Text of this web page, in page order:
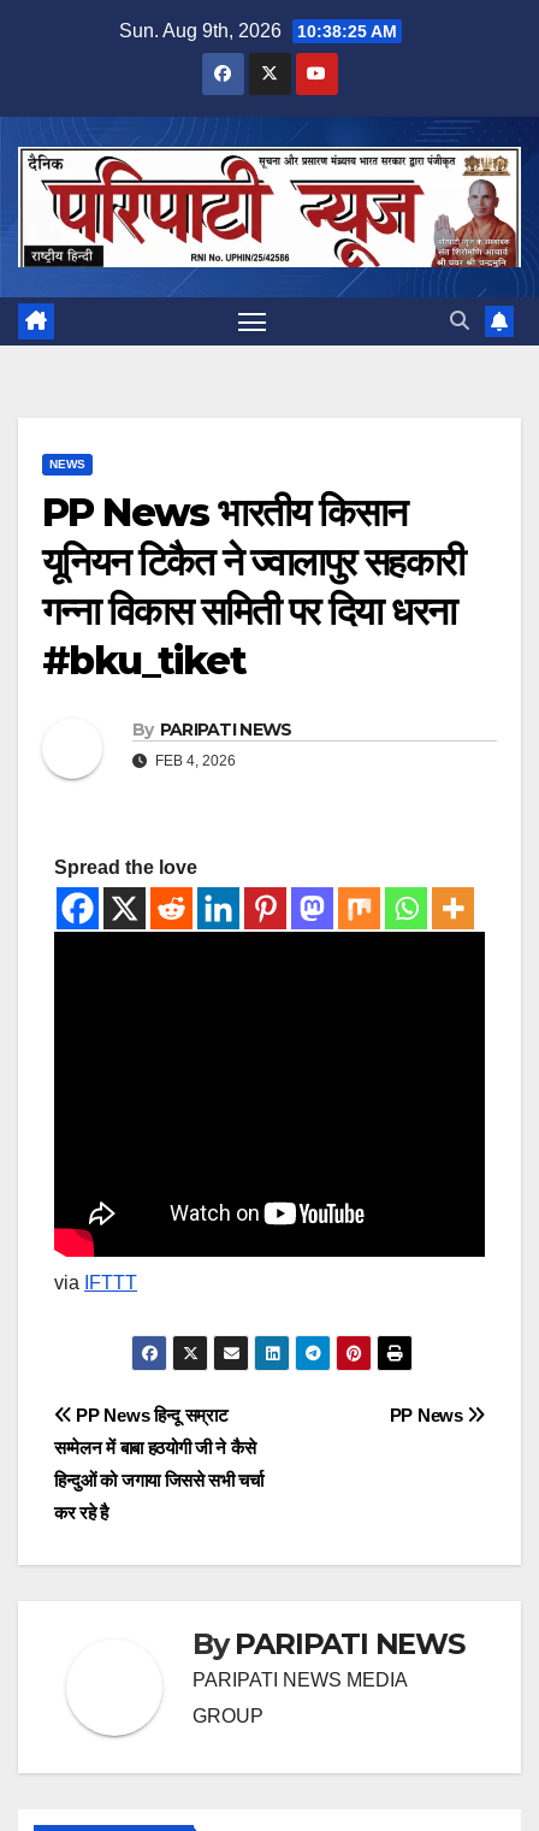
Sun. Aug 9th, 2026 10:38:25 AM
NEWS
PP News भारतीय किसान
यूनियन टिकैत ने ज्वालापुर सहकारी
गन्ना विकास समिती पर दिया धरना
#bku_tiket
By PARIPATI NEWS
FEB 4, 2026
Spread the love
via IFTTT
Post
navigation
PP News
PP News हिन्दू सम्राट
सम्मेलन में बाबा हठयोगी जी ने कैसे
हिन्दुओं को जगाया जिससे सभी चर्चा
कर रहे है
ByPARIPATI NEWS
PARIPATI NEWS MEDIA
GROUP